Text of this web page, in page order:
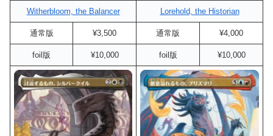
Witherbloom, the Balancer Lorehold, the Historian
通常版 ¥3,500 通常版 ¥4,000
foil版 ¥10,000 foil版 ¥10,000